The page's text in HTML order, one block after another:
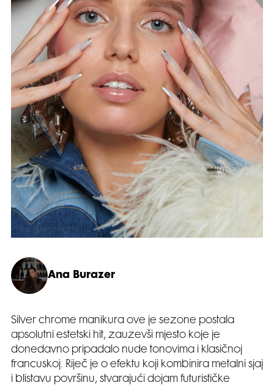
Ana Burazer
Silver chrome manikura ove je sezone postala
apsolutni estetski hit, zauzevši mjesto koje je
donedavno pripadalo nude tonovima i klasičnoj
francuskoj. Riječ je o efektu koji kombinira metalni sjaj
i blistavu površinu, stvarajući dojam futurističke